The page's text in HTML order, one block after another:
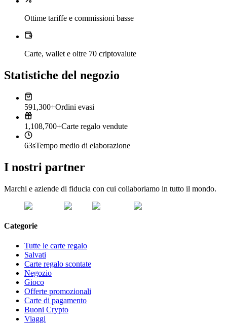
Ottime tariffe e commissioni basse
Carte, wallet e oltre 70 criptovalute
Statistiche del negozio
591,300+Ordini evasi
1,108,700+Carte regalo vendute
63sTempo medio di elaborazione
I nostri partner
Marchi e aziende di fiducia con cui collaboriamo in tutto il mondo.
Categorie
Tutte le carte regalo
Salvati
Carte regalo scontate
Negozio
Gioco
Offerte promozionali
Carte di pagamento
Buoni Crypto
Viaggi